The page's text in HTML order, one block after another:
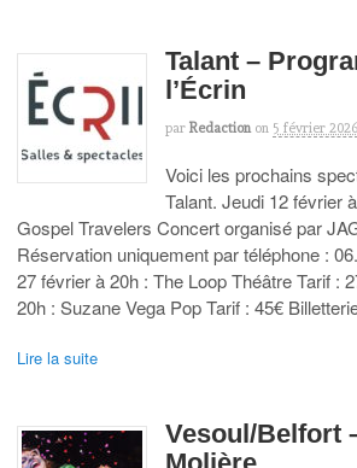
Talant –
l’Écrin
par Redaction on 5 février 2026
Voici les prochains
Talant. Jeudi 12 février
Gospel Travelers Concert organisé par
Réservation uniquement par téléphone :
27 février à 20h : The Loop Théâtre Tarif :
20h : Suzane Vega Pop Tarif : 45€
Lire la suite
Vesoul/Belfort